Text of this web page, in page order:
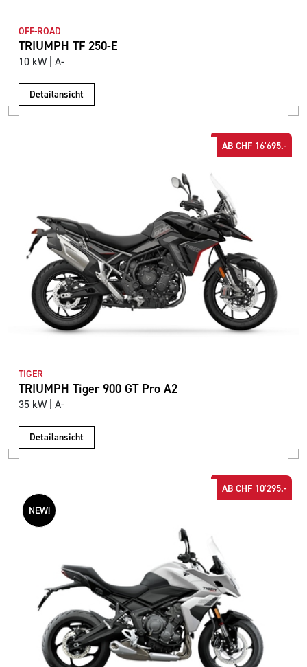
OFF-ROAD
TRIUMPH TF 250-E
10 kW | A-
Detailansicht
TIGER
TRIUMPH Tiger 900 GT Pro A2
35 kW | A-
Detailansicht
AB CHF 16'695.-
NEW!
AB CHF 10'295.-